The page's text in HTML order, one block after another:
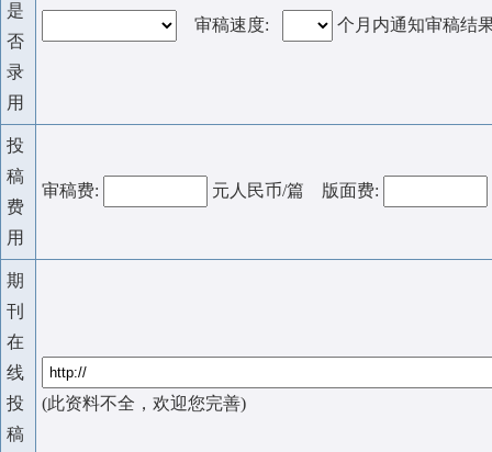
是
否
录
用
审稿速度: 个月内通知审稿结
投
稿
费
用
审稿费: 元人民币/篇 版面费:
期
刊
在
线
投
稿
(此资料不全，欢迎您完善)